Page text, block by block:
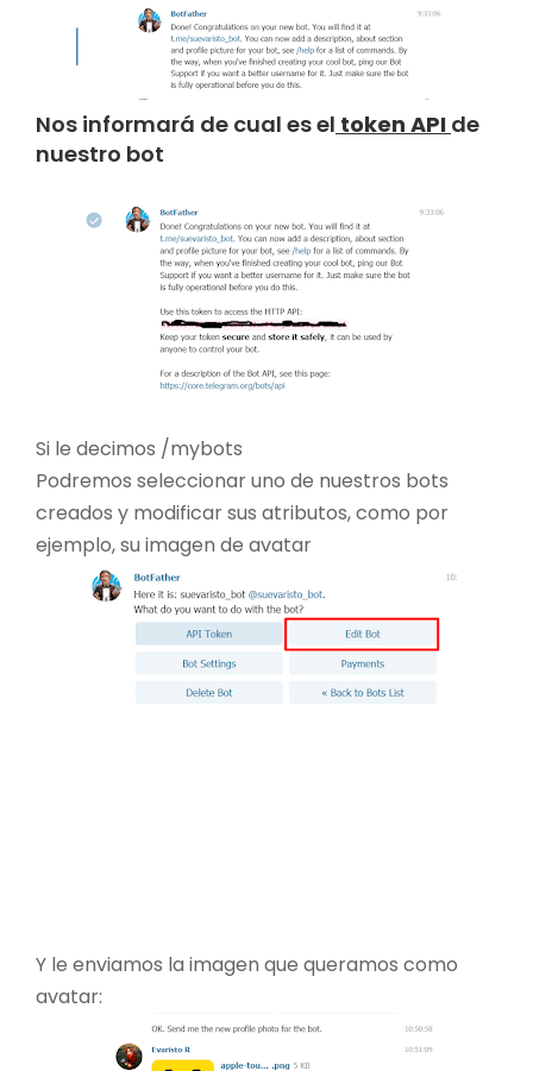
Nos informará de cual es el token API de
nuestro bot
Si le decimos /mybots
Podremos seleccionar uno de nuestros bots
creados y modificar sus atributos, como por
ejemplo, su imagen de avatar
Y le enviamos la imagen que queramos como
avatar: